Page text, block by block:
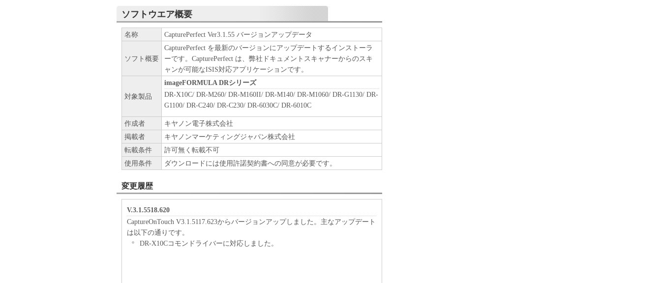
ソフトウエア概要
名称 CapturePerfect Ver3.1.55 バージョンアップデータ
ソフト概要
CapturePerfect を最新のバージョンにアップデートするインストーラ
ーです。CapturePerfect は、弊社ドキュメントスキャナーからのスキ
ャンが可能なISIS対応アプリケーションです。
対象製品
imageFORMULA DRシリーズ
DR-X10C/ DR-M260/ DR-M160II/ DR-M140/ DR-M1060/ DR-G1130/ DR-
G1100/ DR-C240/ DR-C230/ DR-6030C/ DR-6010C
作成者
キヤノン電子株式会社
掲載者
キヤノンマーケティングジャパン株式会社
転載条件
許可無く転載不可
使用条件
ダウンロードには使用許諾契約書への同意が必要です。
変更履歴
V.3.1.5518.620
CaptureOnTouch V3.1.5117.623からバージョンアップしました。主なアップデート
は以下の通りです。
DR-X10Cコモンドライバーに対応しました。